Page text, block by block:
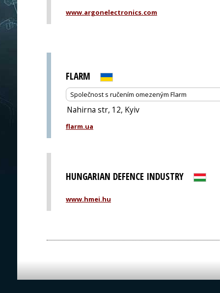
www.argonelectronics.com
FLARM
Společnost s ručením omezeným Flarm
Nahirna str, 12, Kyiv
flarm.ua
HUNGARIAN DEFENCE INDUSTRY
www.hmei.hu